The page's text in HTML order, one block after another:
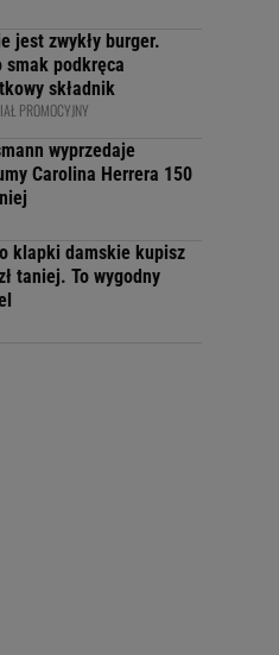
jest zwykły burger.
smak podkręca
składnik
PROMOCYJNY
wyprzedaje
Carolina Herrera 150
klapki damskie kupisz
taniej. To wygodny